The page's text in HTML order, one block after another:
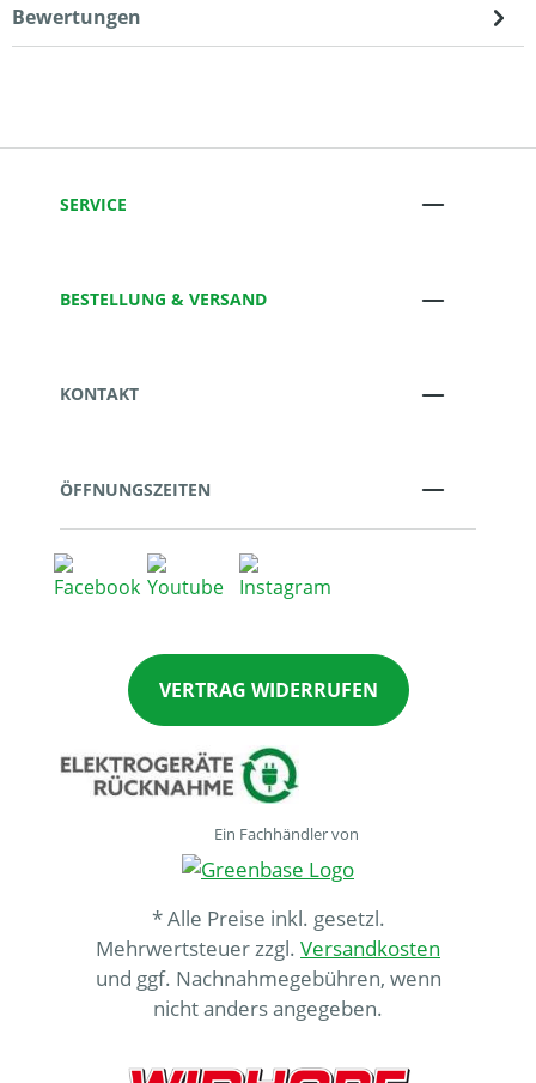
Bewertungen
SERVICE
BESTELLUNG & VERSAND
KONTAKT
ÖFFNUNGSZEITEN
VERTRAG WIDERRUFEN
Ein Fachhändler von
* Alle Preise inkl. gesetzl.
Mehrwertsteuer zzgl. Versandkosten
und ggf. Nachnahmegebühren, wenn
nicht anders angegeben.